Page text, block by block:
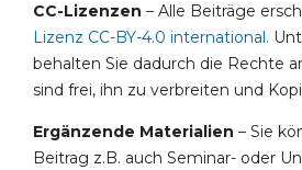
CC-Lizenzen – Alle Beiträge
Lizenz CC-BY-4.0 international.
behalten Sie dadurch die Rechte
sind frei, ihn zu verbreiten und
Ergänzende Materialien – Sie
Beitrag z.B. auch Seminar- oder